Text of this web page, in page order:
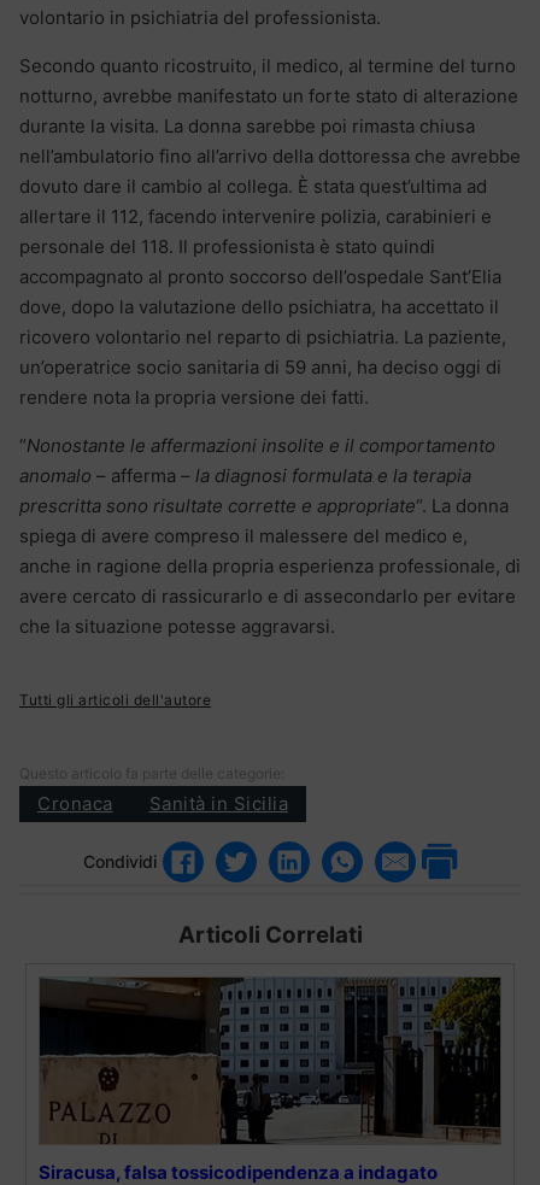
volontario in psichiatria del professionista.
Secondo quanto ricostruito, il medico, al termine del turno
notturno, avrebbe manifestato un forte stato di alterazione
durante la visita. La donna sarebbe poi rimasta chiusa
nell’ambulatorio fino all’arrivo della dottoressa che avrebbe
dovuto dare il cambio al collega. È stata quest’ultima ad
allertare il 112, facendo intervenire polizia, carabinieri e
personale del 118. Il professionista è stato quindi
accompagnato al pronto soccorso dell’ospedale Sant’Elia
dove, dopo la valutazione dello psichiatra, ha accettato il
ricovero volontario nel reparto di psichiatria. La paziente,
un’operatrice socio sanitaria di 59 anni, ha deciso oggi di
rendere nota la propria versione dei fatti.
“Nonostante le affermazioni insolite e il comportamento
anomalo – afferma – la diagnosi formulata e la terapia
prescritta sono risultate corrette e appropriate“. La donna
spiega di avere compreso il malessere del medico e,
anche in ragione della propria esperienza professionale, di
avere cercato di rassicurarlo e di assecondarlo per evitare
che la situazione potesse aggravarsi.
Tutti gli articoli dell'autore
Questo articolo fa parte delle categorie:
Cronaca Sanità in Sicilia
Condividi
Articoli Correlati
Siracusa, falsa tossicodipendenza a indagato